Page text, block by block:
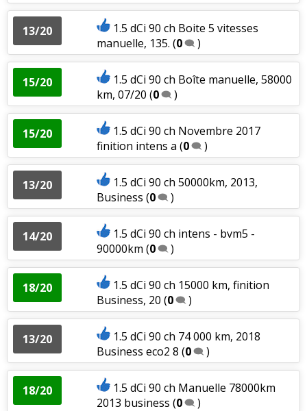
13/20
1.5 dCi 90 ch Boite 5 vitesses
manuelle, 135. (0 )
15/20
1.5 dCi 90 ch Boîte manuelle, 58000
km, 07/20 (0 )
15/20
1.5 dCi 90 ch Novembre 2017
finition intens a (0 )
13/20
1.5 dCi 90 ch 50000km, 2013,
Business (0 )
14/20
1.5 dCi 90 ch intens - bvm5 -
90000km (0 )
18/20
1.5 dCi 90 ch 15000 km, finition
Business, 20 (0 )
13/20
1.5 dCi 90 ch 74 000 km, 2018
Business eco2 8 (0 )
18/20
1.5 dCi 90 ch Manuelle 78000km
2013 business (0 )